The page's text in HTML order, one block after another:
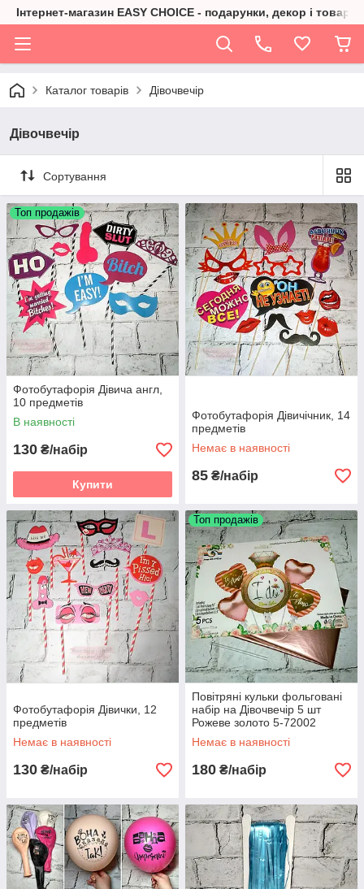
Інтернет-магазин EASY CHOICE - подарунки, декор і товари
Каталог товарів Дівочвечір
Дівочвечір
Сортування
Топ продажів
Фотобутафорія Дівича англ,
10 предметів
В наявності
130 ₴/набір
Купити
Фотобутафорія Дівичічник, 14
предметів
Немає в наявності
85 ₴/набір
Фотобутафорія Дівички, 12
предметів
Немає в наявності
130 ₴/набір
Топ продажів
Повітряні кульки фольговані
набір на Дівочвечір 5 шт
Рожеве золото 5-72002
Немає в наявності
180 ₴/набір